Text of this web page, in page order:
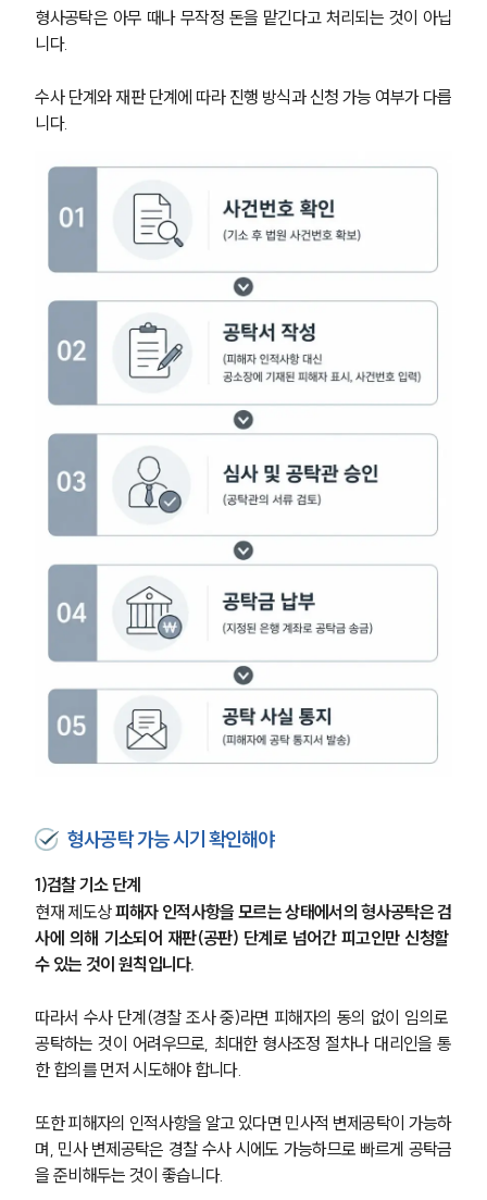
형사공탁은 아무 때나 무작정 돈을 맡긴다고 처리되는 것이 아닙
니다.
수사 단계와 재판 단계에 따라 진행 방식과 신청 가능 여부가 다릅
니다.
형사공탁 가능 시기 확인해야
1)검찰 기소 단계
현재 제도상 피해자 인적사항을 모르는 상태에서의 형사공탁은 검
사에 의해 기소되어 재판(공판) 단계로 넘어간 피고인만 신청할
수 있는 것이 원칙입니다.
따라서 수사 단계(경찰 조사 중)라면 피해자의 동의 없이 임의로
공탁하는 것이 어려우므로, 최대한 형사조정 절차나 대리인을 통
한 합의를 먼저 시도해야 합니다.
또한 피해자의 인적사항을 알고 있다면 민사적 변제공탁이 가능하
며, 민사 변제공탁은 경찰 수사 시에도 가능하므로 빠르게 공탁금
을 준비해두는 것이 좋습니다.